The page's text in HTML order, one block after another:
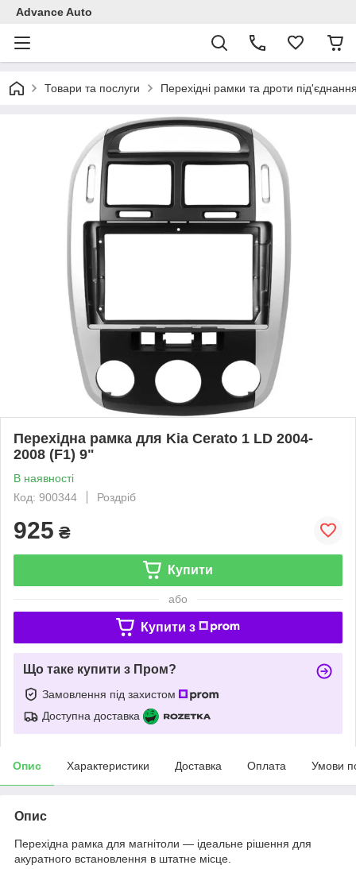
Advance Auto
Товари та послуги Перехідні рамки та дроти
Перехідна рамка для Kia Cerato 1 LD 2004-
2008 (F1) 9"
В наявності
Код: 900344
Роздріб
925 ₴
Купити
або
Купити з
Що таке купити з Пром?
Замовлення під захистом
Доступна доставка
Опис Характеристики Доставка Оплата Умови
Опис
Перехідна рамка для магнітоли — ідеальне рішення для
акуратного встановлення в штатне місце.